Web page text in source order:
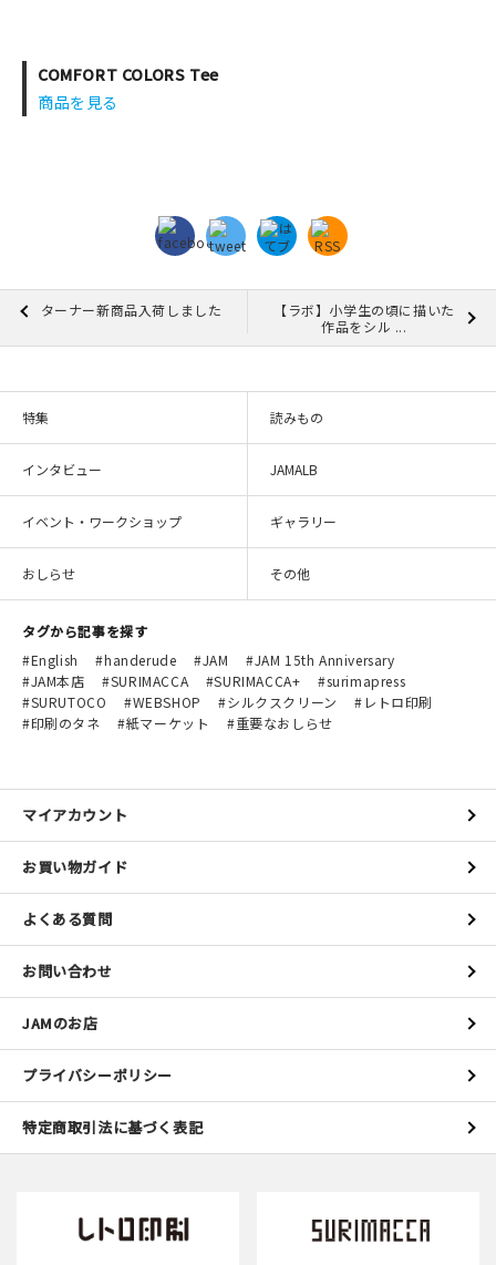
COMFORT COLORS Tee
商品を見る
ターナー新商品入荷しました
【ラボ】小学生の頃に描いた
作品をシル ...
特集 読みもの
インタビュー JAMALB
イベント・ワークショップ ギャラリー
おしらせ その他
タグから記事を探す
English
handerude JAM
JAM 15th Anniversary
JAM本店
SURIMACCA SURIMACCA+
surimapress
SURUTOCO
WEBSHOP シルクスクリーン
レトロ印刷
印刷のタネ
紙マーケット 重要なおしらせ
マイアカウント
お買い物ガイド
よくある質問
お問い合わせ
JAMのお店
プライバシーポリシー
特定商取引法に基づく表記